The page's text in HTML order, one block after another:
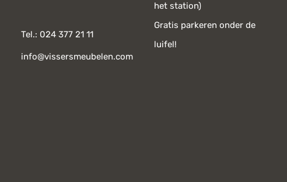
Tel.: 024 377 21 11
info@vissersmeubelen.com
het station)
Gratis parkeren onder de
luifel!